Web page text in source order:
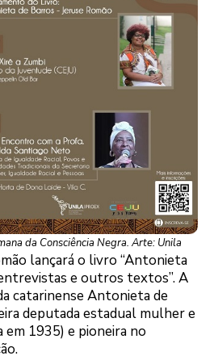
da Consciência Negra. Arte: Unila
lançará o livro “Antonieta
e outros textos”. A
catarinense Antonieta de
deputada estadual mulher e
1935) e pioneira no